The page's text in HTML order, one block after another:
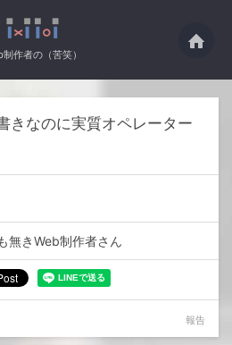
作者の（苦笑）
きなのに実質オペレーター
無きWeb制作者さん
報告